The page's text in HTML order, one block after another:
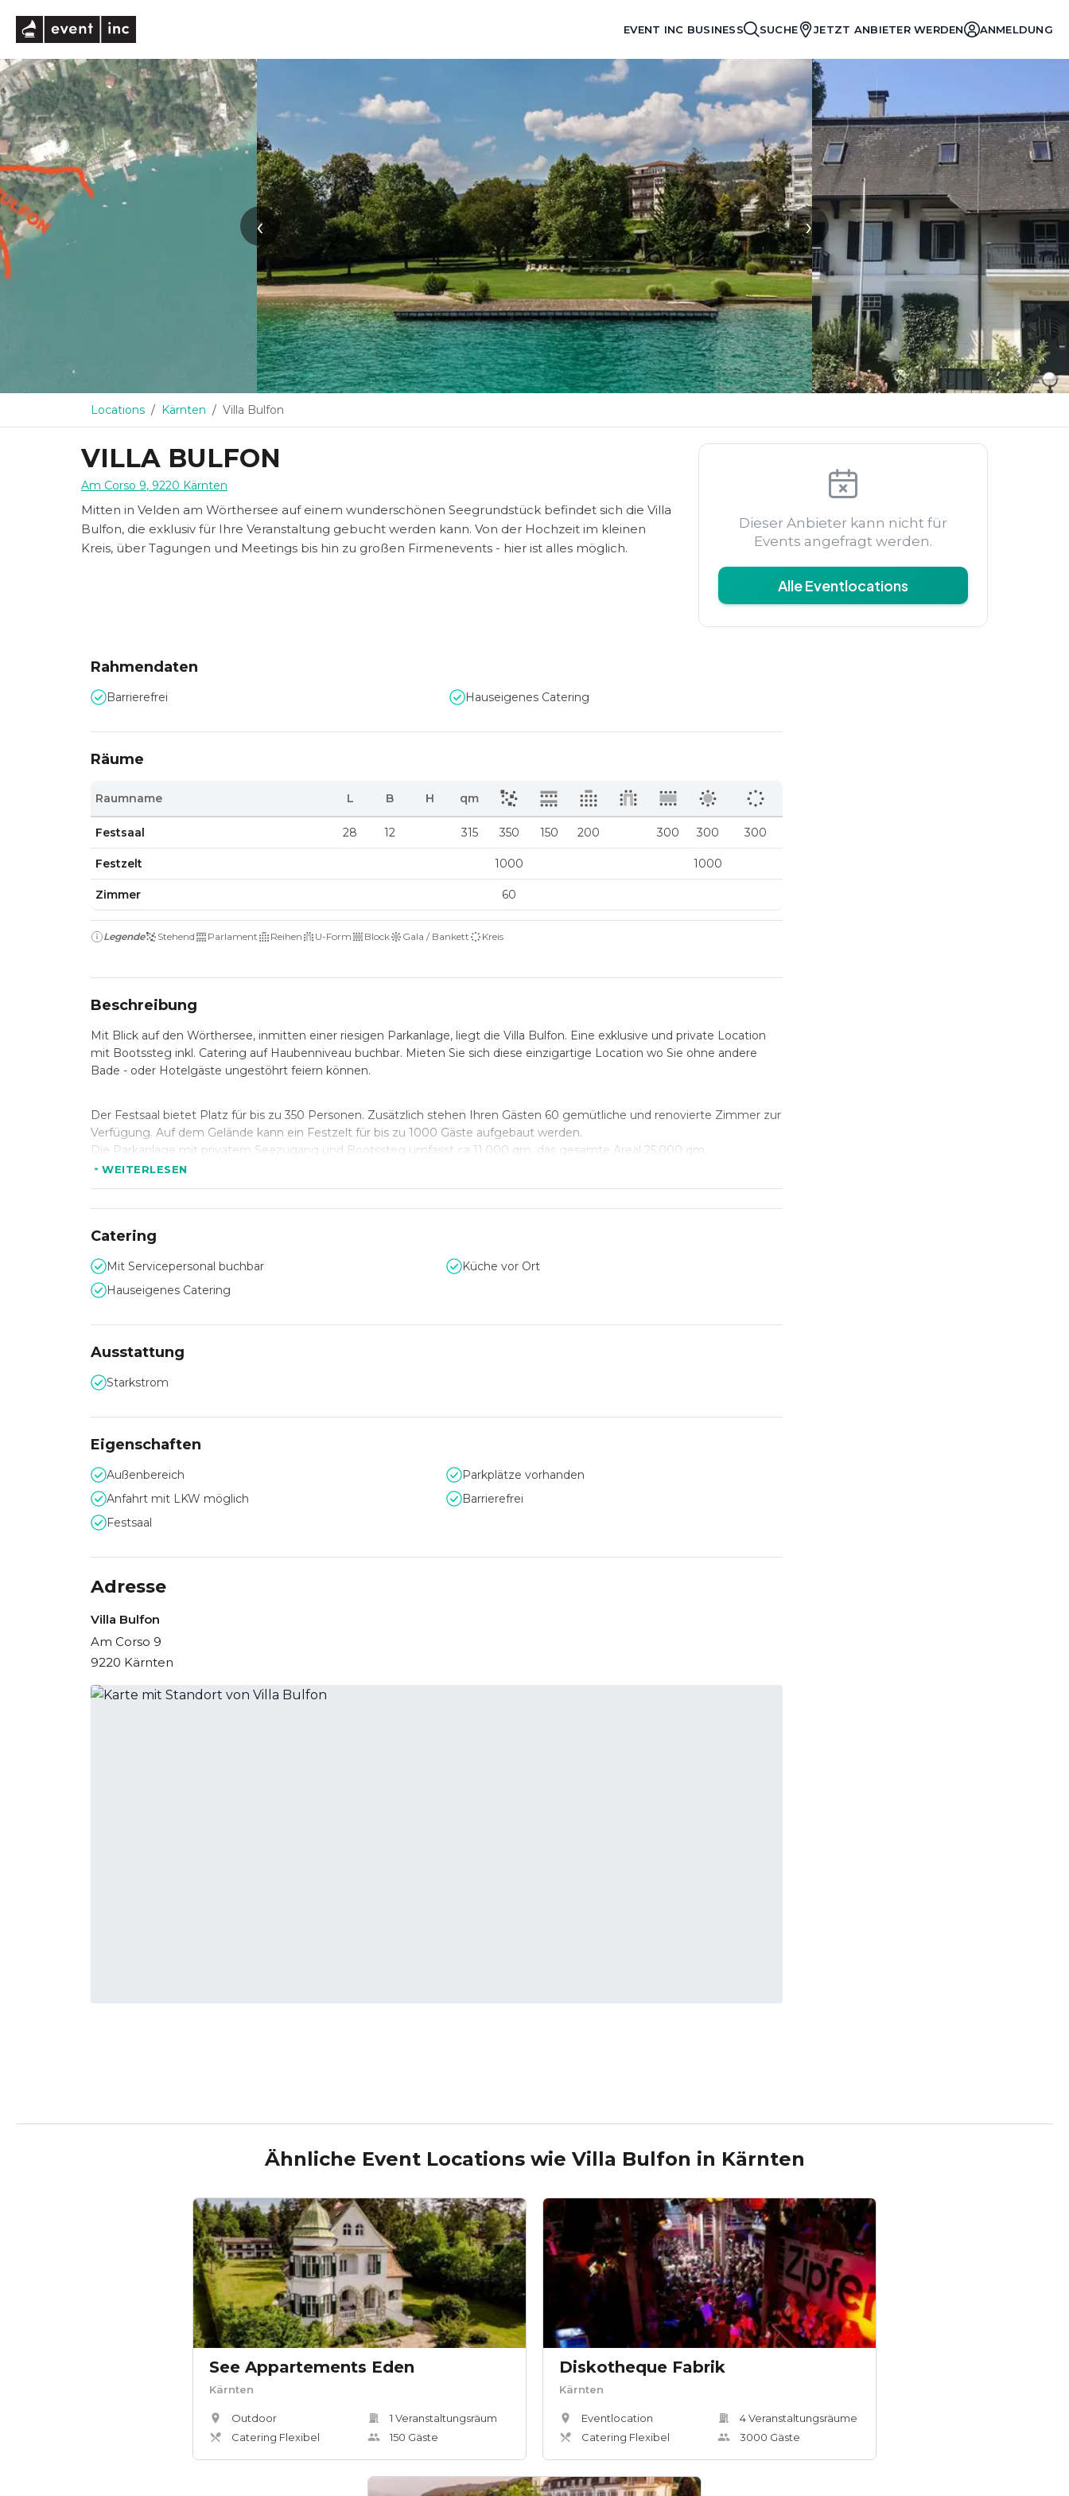
EVENT INC BUSINESS SUCHE JETZT ANBIETER WERDEN ANMELDUNG
‹ ›
Locations Kärnten Villa Bulfon
VILLA BULFON
Am Corso 9, 9220 Kärnten
Mitten in Velden am Wörthersee auf einem wunderschönen Seegrundstück befindet sich die Villa
Bulfon, die exklusiv für Ihre Veranstaltung gebucht werden kann. Von der Hochzeit im kleinen
Kreis, über Tagungen und Meetings bis hin zu großen Firmenevents - hier ist alles möglich.
Dieser Anbieter kann nicht für
Events angefragt werden.
Alle Eventlocations
Rahmendaten
Barrierefrei Hauseigenes Catering
Räume
Raumname L B H qm
Festsaal 28 12 315 350 150 200 300 300 300
Festzelt 1000 1000
Zimmer 60
Legende Stehend Parlament Reihen U-Form Block Gala / Bankett Kreis
Beschreibung
Mit Blick auf den Wörthersee, inmitten einer riesigen Parkanlage, liegt die Villa Bulfon. Eine exklusive und private Location
mit Bootssteg inkl. Catering auf Haubenniveau buchbar. Mieten Sie sich diese einzigartige Location wo Sie ohne andere
Bade - oder Hotelgäste ungestöhrt feiern können.
Der Festsaal bietet Platz für bis zu 350 Personen. Zusätzlich stehen Ihren Gästen 60 gemütliche und renovierte Zimmer zur
Verfügung. Auf dem Gelände kann ein Festzelt für bis zu 1000 Gäste aufgebaut werden.
Die Parkanlage mit privatem Seezugang und Bootssteg umfasst ca 11.000 qm, das gesamte Areal 25.000 qm.
immer frisch vor Ort mit Zutaten, die von höchster Qualität sind.
Wenn Sie es möchten kümmern wir uns um Alles - so haben Sie Zeit für Ihre Gäste und geniessen einen entspannten
Ablauf. Bei uns gibt es keine unerwarteten Kosten im Nachhinein.
WEITERLESEN
Catering
Mit Servicepersonal buchbar
Küche vor Ort
Hauseigenes Catering
Ausstattung
Starkstrom
Eigenschaften
Außenbereich
Parkplätze vorhanden
Anfahrt mit LKW möglich
Barrierefrei
Festsaal
Adresse
Villa Bulfon
Am Corso 9
9220 Kärnten
Ähnliche Event Locations wie Villa Bulfon in Kärnten
See Appartements Eden
Kärnten
Outdoor
Catering Flexibel
1 Veranstaltungsräum
150 Gäste
Diskotheque Fabrik
Kärnten
Eventlocation
Catering Flexibel
4Veranstaltungsräume
3000 Gäste